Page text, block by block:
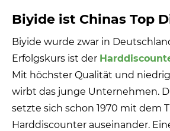
Biyide ist Chinas Top
Biyide wurde zwar in
Erfolgskurs ist der
Mit höchster Qualität und
wirbt das junge Unternehmen.
setzte sich schon 1970 mit dem
Harddiscounter auseinander.